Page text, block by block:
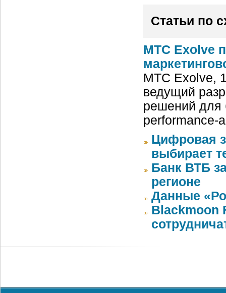
Статьи по
МТС Exolve
МТС Exolve,
ведущий
решений для
performance-
Цифровая
выбирает
Банк ВТБ
регионе
Данные
Blackmoon